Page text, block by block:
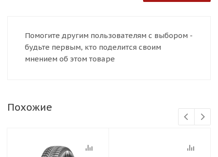
Помогите другим пользователям с выбором -
будьте первым, кто поделится своим
мнением об этом товаре
Похожие